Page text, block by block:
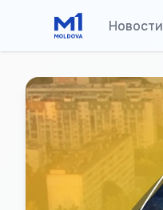
Новости